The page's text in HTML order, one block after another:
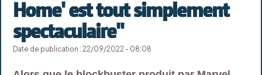
Home' est tout simplement
spectaculaire"
Date de publication : 22/09/2022 - 08:08